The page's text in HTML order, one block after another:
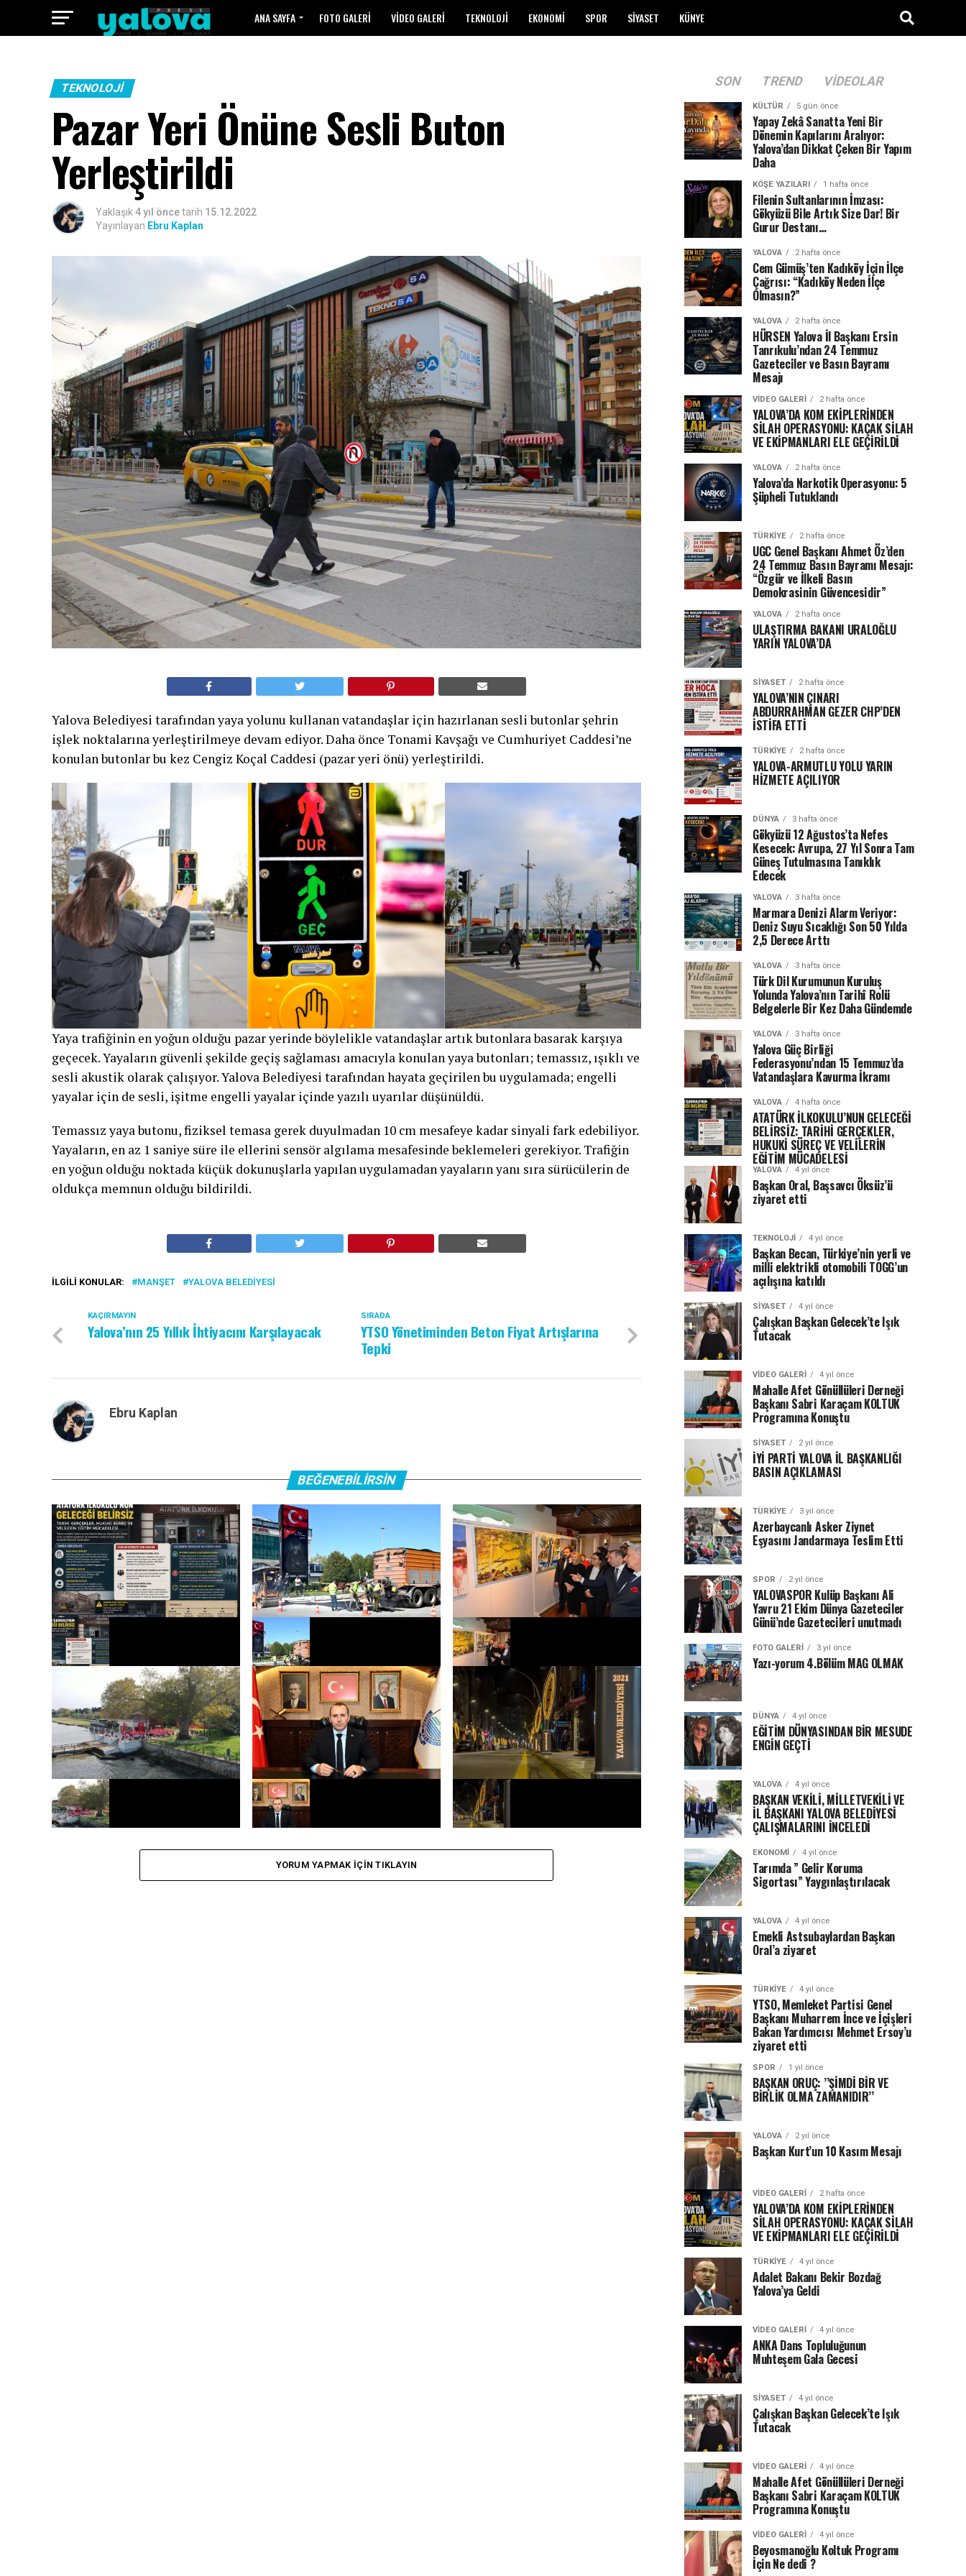
ANA SAYFA FOTO GALERI VIDEO GALERI TEKNOLOJI EKONOMI SPOR SIYASET KÜNYE
TEKNOLOJI
Pazar Yeri Önüne Sesli Buton
Yerleştirildi
Yaklaşık 4 yıl öncetarih 15.12.2022
Yayınlayan Ebru Kaplan
Yalova Belediyesi tarafından yaya yolunu kullanan vatandaşlar için hazırlanan sesli butonlar şehrin
işlek noktalarına yerleştirilmeye devam ediyor. Daha önce Tonami Kavşağı ve Cumhuriyet Caddesi’ne
konulan butonlar bu kez Cengiz Koçal Caddesi (pazar yeri önü) yerleştirildi.
Yaya trafiğinin en yoğun olduğu pazar yerinde böylelikle vatandaşlar artık butonlara basarak karşıya
geçecek. Yayaların güvenli şekilde geçiş sağlaması amacıylakonulan yaya butonları; temassız, ışıklı ve
sesli akustik olarak çalışıyor. Yalova Belediyesi tarafından hayata geçirilen bu uygulamada; engelli
yayalar için de sesli, işitme engelli yayalar içinde yazılı uyarılar düşünüldü.
Temassız yaya butonu, fiziksel temasa gerek duyulmadan 10 cm mesafeye kadar sinyali fark edebiliyor.
Yayaların, en az 1 saniye süre ile ellerini sensör algılama mesafesinde beklemeleri gerekiyor. Trafiğin
en yoğun olduğu noktada küçük dokunuşlarla yapılan uygulamadan yayaların yanı sıra sürücülerin de
oldukça memnun olduğu bildirildi.
İLGILI KONULAR: MANŞET YALOVA BELEDIYESI
SIRADA
YTSO Yönetiminden Beton Fiyat Artışlarına
Tepki
KAÇIRMAYIN
Yalova’nın 25 Yıllık İhtiyacını Karşılayacak
Ebru Kaplan
BEĞENEBILIRSIN
ATATÜRK İLKOKULU’NUN GELECEĞİ
BELİRSİZ: TARİHİ GERÇEKLER, HUKUKİ
SÜREÇ VE VELİLERİN EĞİTİM
MÜCADELESİ
ŞEHİR İÇİNDE ASFALT YAMA
ÇALIŞMALARINA START VERİLDİ
Cumhuriyetin 100.Yılı Çeşitli
Etkinliklerle Başladı
Yalova’da Yüzlerce Öğrenci Adımlarını Tutuk “Cumhuriyet Demek, Halk
Demektir. “
BAŞKAN TUTUK SÖZLERİNİ TEK TEK
YORUM YAPMAK IÇIN TIKLAYIN
SON TREND VIDEOLAR
KÜLTÜR 5 gün önce
Yapay Zekâ Sanatta Yeni Bir
Dönemin Kapılarını Aralıyor:
Yalova’dan Dikkat Çeken Bir Yapım
Daha
KÖŞE YAZILARI 1 hafta önce
Filenin Sultanlarının İmzası:
Gökyüzü Bile Artık Size Dar! Bir
Gurur Destanı…
YALOVA 2 hafta önce
Cem Gümüş’ten Kadıköy İçin İlçe
Çağrısı: “Kadıköy Neden İlçe
Olmasın?”
YALOVA 2 hafta önce
HÜRSEN Yalova İl Başkanı Ersin
Tanrıkulu’ndan 24 Temmuz
Gazeteciler ve Basın Bayramı
Mesajı
VIDEO GALERI 2 hafta önce
YALOVA’DA KOM EKİPLERİNDEN
SİLAH OPERASYONU: KAÇAK SİLAH
VE EKİPMANLARI ELE GEÇİRİLDİ
YALOVA 2 hafta önce
Yalova’da Narkotik Operasyonu: 5
Şüpheli Tutuklandı
TÜRKIYE 2 hafta önce
UGC Genel Başkanı Ahmet Öz’den
24 Temmuz Basın Bayramı Mesajı:
“Özgür ve İlkeli Basın
Demokrasinin Güvencesidir”
YALOVA 2 hafta önce
ULAŞTIRMA BAKANI URALOĞLU
YARIN YALOVA’DA
SIYASET 2 hafta önce
YALOVA’NIN ÇINARI
ABDURRAHMAN GEZER CHP’DEN
İSTİFA ETTİ
TÜRKIYE 2 hafta önce
YALOVA-ARMUTLU YOLU YARIN
HİZMETE AÇILIYOR
DÜNYA 3 hafta önce
Gökyüzü 12 Ağustos’ta Nefes
Kesecek: Avrupa, 27 Yıl Sonra Tam
Güneş Tutulmasına Tanıklık
Edecek
YALOVA 3 hafta önce
Marmara Denizi Alarm Veriyor:
Deniz Suyu Sıcaklığı Son 50 Yılda
2,5 Derece Arttı
YALOVA 3 hafta önce
Türk Dil Kurumunun Kuruluş
Yolunda Yalova’nın Tarihî Rolü
Belgelerle Bir Kez Daha Gündemde
YALOVA 3 hafta önce
Yalova Güç Birliği
Federasyonu’ndan 15 Temmuz’da
Vatandaşlara Kavurma İkramı
YALOVA 4 hafta önce
ATATÜRK İLKOKULU’NUN GELECEĞİ
BELİRSİZ: TARİHİ GERÇEKLER,
HUKUKİ SÜREÇ VE VELİLERİN
EĞİTİM MÜCADELESİ
YALOVA 4 yıl önce
Başkan Oral, Başsavcı Öksüz’ü
ziyaret etti
TEKNOLOJI 4 yıl önce
Başkan Becan, Türkiye’nin yerli ve
milli elektrikli otomobili TOGG’un
açılışına katıldı
SIYASET 4 yıl önce
Çalışkan Başkan Gelecek’te Işık
Tutacak
VIDEO GALERI 4 yıl önce
Mahalle Afet Gönüllüleri Derneği
Başkanı Sabri Karaçam KOLTUK
Programına Konuştu
SIYASET 2 yıl önce
İYİ PARTİ YALOVA İL BAŞKANLIĞI
BASIN AÇIKLAMASI
TÜRKIYE 3 yıl önce
Azerbaycanlı Asker Ziynet
Eşyasını Jandarmaya Teslim Etti
SPOR 2 yıl önce
YALOVASPOR Kulüp Başkanı Ali
Yavru 21 Ekim Dünya Gazeteciler
Günü’nde Gazetecileri unutmadı
FOTO GALERI 3 yıl önce
Yazı-yorum 4.Bölüm MAG OLMAK
DÜNYA 4 yıl önce
EĞİTİM DÜNYASINDAN BİR MESUDE
ENGİN GEÇTİ
YALOVA 4 yıl önce
BAŞKAN VEKİLİ, MİLLETVEKİLİ VE
İL BAŞKANI YALOVA BELEDİYESİ
ÇALIŞMALARINI İNCELEDİ
EKONOMI 4 yıl önce
Tarımda ” Gelir Koruma
Sigortası” Yaygınlaştırılacak
YALOVA 4 yıl önce
Emekli Astsubaylardan Başkan
Oral’a ziyaret
TÜRKIYE 4 yıl önce
YTSO, Memleket Partisi Genel
Başkanı Muharrem İnce ve İçişleri
Bakan Yardımcısı Mehmet Ersoy’u
ziyaret etti
SPOR 1 yıl önce
BAŞKAN ORUÇ: ’’ŞİMDİ BİR VE
BİRLİK OLMA ZAMANIDIR’’
YALOVA 2 yıl önce
Başkan Kurt’un 10 Kasım Mesajı
VIDEO GALERI 2 hafta önce
YALOVA’DA KOM EKİPLERİNDEN
SİLAH OPERASYONU: KAÇAK SİLAH
VE EKİPMANLARI ELE GEÇİRİLDİ
TÜRKIYE 4 yıl önce
Adalet Bakanı Bekir Bozdağ
Yalova’ya Geldi
VIDEO GALERI 4 yıl önce
ANKA Dans Topluluğunun
Muhteşem Gala Gecesi
SIYASET 4 yıl önce
Çalışkan Başkan Gelecek’te Işık
Tutacak
VIDEO GALERI 4 yıl önce
Mahalle Afet Gönüllüleri Derneği
Başkanı Sabri Karaçam KOLTUK
Programına Konuştu
VIDEO GALERI 4 yıl önce
Beyosmanoğlu Koltuk Programı
İçin Ne dedi ?